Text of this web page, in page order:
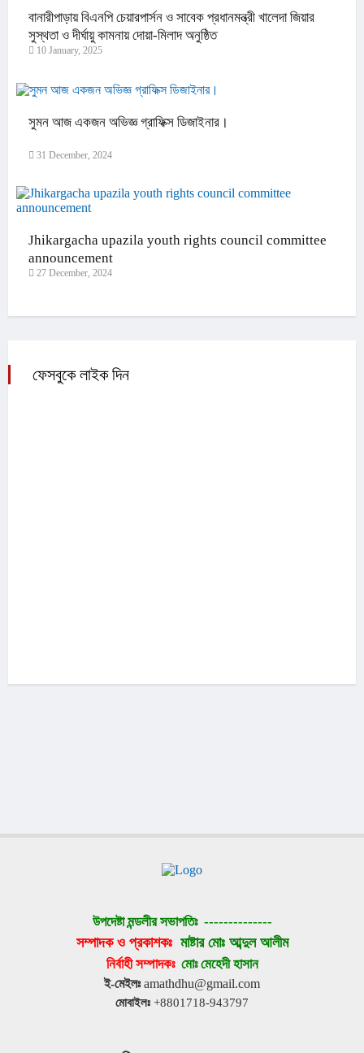
বানারীপাড়ায় বিএনপি চেয়ারপার্সন ও সাবেক প্রধানমন্ত্রী খালেদা জিয়ার
সুস্থতা ও দীর্ঘায়ু কামনায় দোয়া-মিলাদ অনুষ্ঠিত
10 January, 2025
সুমন আজ একজন অভিজ্ঞ গ্রাফিক্স ডিজাইনার।
31 December, 2024
Jhikargacha upazila youth rights council committee
announcement
27 December, 2024
ফেসবুকে লাইক দিন
উপদেষ্টা মন্ডলীর সভাপতিঃ --------------
সম্পাদক ও প্রকাশকঃ মাষ্টার মোঃ আব্দুল আলীম
নির্বাহী সম্পাদকঃ মোঃ মেহেদী হাসান
ই-মেইলঃ amathdhu@gmail.com
মোবাইলঃ +8801718-943797